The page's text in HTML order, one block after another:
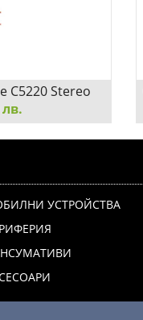
Сравни
C5220 Stereo
УСТРОЙСТВА